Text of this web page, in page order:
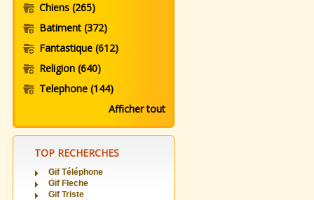
Chiens (265)
Batiment (372)
Fantastique (612)
Religion (640)
Telephone (144)
Afficher tout
TOP RECHERCHES
Gif Téléphone
Gif Fleche
Gif Triste